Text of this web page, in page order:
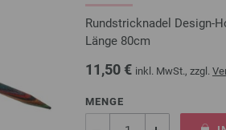
Rundstricknadel Design-
Länge 80cm
11,50 € inkl. MwSt., zzgl.
MENGE